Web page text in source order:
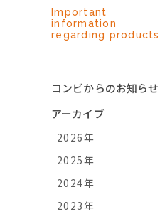
Important
information
regarding products
コンビからのお知らせ
アーカイブ
2026年
2025年
2024年
2023年